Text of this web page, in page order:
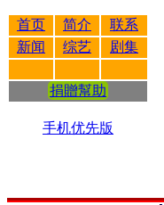
首页 简介
联系
新闻
综艺 剧集
捐贈幫助
手机优先版